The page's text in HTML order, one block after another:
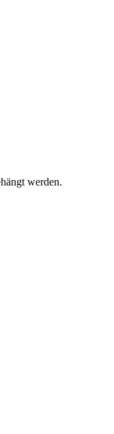
werden.